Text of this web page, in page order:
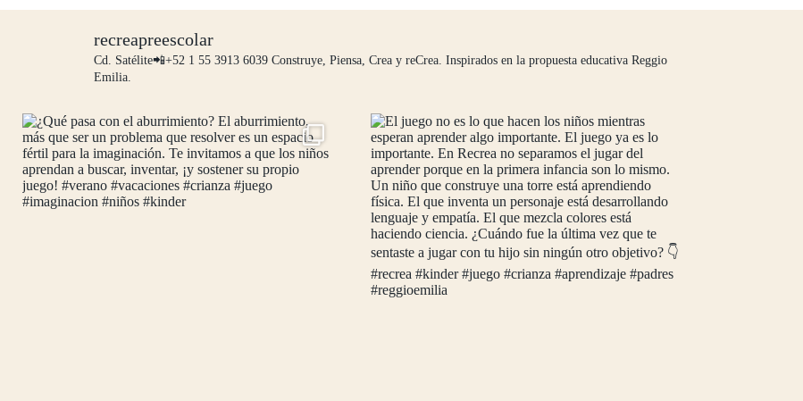
recreapreescolar
Cd. Satélite📲+52 1 55 3913 6039Construye, Piensa, Crea y reCrea. Inspirados en la propuesta educativa Reggio
Emilia.